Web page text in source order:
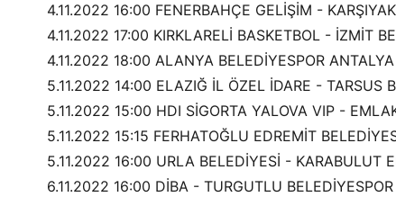
4.11.2022 16:00 FENERBAHÇE GELİŞİM -
4.11.2022 17:00 KIRKLARELİ BASKETBOL - İZMİT
4.11.2022 18:00 ALANYA BELEDİYESPOR
5.11.2022 14:00 ELAZIĞ İL ÖZEL İDARE - TARSUS
5.11.2022 15:00 HDI SİGORTA YALOVA VIP -
5.11.2022 15:15 FERHATOĞLU EDREMİT
5.11.2022 16:00 URLA BELEDİYESİ - KARABULUT
6.11.2022 16:00 DİBA - TURGUTLU BELEDİYESPOR